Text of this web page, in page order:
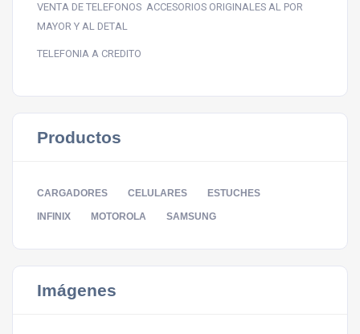
VENTA DE TELEFONOS ACCESORIOS ORIGINALES AL POR
MAYOR Y AL DETAL
TELEFONIA A CREDITO
Productos
CARGADORES CELULARES ESTUCHES
INFINIX MOTOROLA SAMSUNG
Imágenes